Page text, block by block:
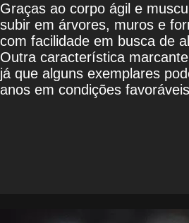
Graças ao corpo ágil e
subir em árvores, muros e
com facilidade em busca de
Outra característica
já que alguns exemplares
anos em condições